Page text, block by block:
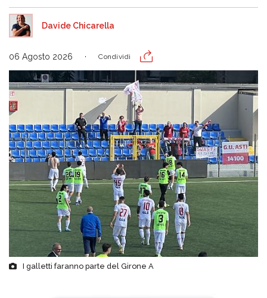
Davide Chicarella
06 Agosto 2026 Condividi
I galletti faranno parte del Girone A